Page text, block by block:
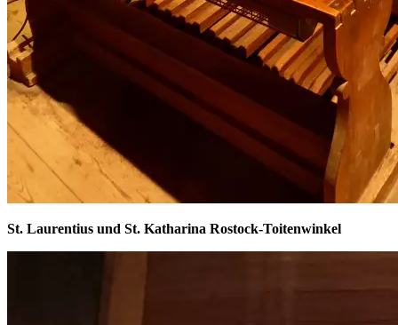
St. Laurentius und St. Katharina Rostock-Toitenwinkel